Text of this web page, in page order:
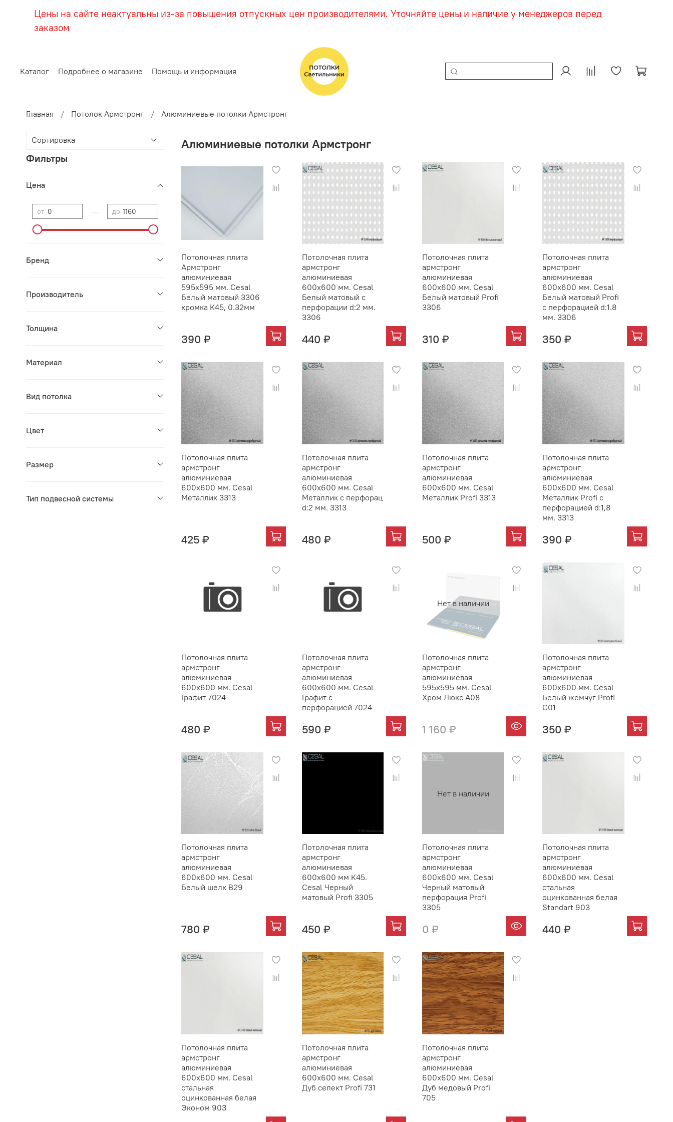
Цены на сайте неактуальны из-за повышения отпускных цен производителями. Уточняйте цены и наличие у менеджеров перед
заказом
Каталог Подробнее о магазине Помощь и информация
Главная Потолок Армстронг Алюминиевые потолки Армстронг
Алюминиевые потолки Армстронг
Потолочная плита
Армстронг
алюминиевая
595х595 мм. Cesal
Белый матовый 3306
кромка К45, 0.32мм
390 ₽
Потолочная плита
армстронг
алюминиевая
600х600 мм. Cesal
Белый матовый с
перфорации d:2 мм.
3306
440 ₽
Потолочная плита
армстронг
алюминиевая
600х600 мм. Cesal
Белый матовый Profi
3306
310 ₽
Потолочная плита
армстронг
алюминиевая
600х600 мм. Cesal
Белый матовый Profi
с перфорацией d:1.8
мм. 3306
350 ₽
Потолочная плита
армстронг
алюминиевая
600х600 мм. Cesal
Металлик 3313
425 ₽
Потолочная плита
армстронг
алюминиевая
600х600 мм. Cesal
Металлик с перфорац
d:2 мм. 3313
480 ₽
Потолочная плита
армстронг
алюминиевая
600х600 мм. Cesal
Металлик Profi 3313
500 ₽
Потолочная плита
армстронг
алюминиевая
600х600 мм. Cesal
Металлик Profi с
перфорацией d:1,8
мм. 3313
390 ₽
Потолочная плита
армстронг
алюминиевая
600х600 мм. Cesal
Графит 7024
480 ₽
Потолочная плита
армстронг
алюминиевая
600х600 мм. Cesal
Графит с
перфорацией 7024
590 ₽
Нет в наличии
Потолочная плита
армстронг
алюминиевая
595х595 мм. Cesal
Хром Люкс А08
1 160 ₽
Потолочная плита
армстронг
алюминиевая
600х600 мм. Cesal
Белый жемчуг Profi
C01
350 ₽
Потолочная плита
армстронг
алюминиевая
600х600 мм. Cesal
Белый шелк В29
780 ₽
Потолочная плита
армстронг
алюминиевая
600х600 мм К45.
Cesal Черный
матовый Profi 3305
450 ₽
Нет в наличии
Потолочная плита
армстронг
алюминиевая
600х600 мм. Cesal
Черный матовый
перфорация Profi
3305
0 ₽
Потолочная плита
армстронг
алюминиевая
600х600 мм. Cesal
стальная
оцинкованная белая
Standart 903
440 ₽
Потолочная плита
армстронг
алюминиевая
600х600 мм. Cesal
стальная
оцинкованная белая
Эконом 903
Потолочная плита
армстронг
алюминиевая
600х600 мм. Cesal
Дуб селект Profi 731
Потолочная плита
армстронг
алюминиевая
600х600 мм. Cesal
Дуб медовый Profi
705
Фильтры
Цена
от до
Бренд
Производитель
Толщина
Материал
Вид потолка
Цвет
Размер
Тип подвесной системы